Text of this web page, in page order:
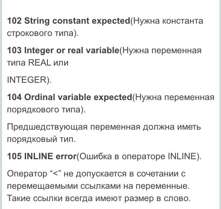
102 String constant expected(Нужна константа
строкового типа).
103 Integer or real variable(Нужна переменная
типа REAL или
INTEGER).
104 Ordinal variable expected(Нужна переменная
порядкового типа).
Предшедствующая переменная должна иметь
порядковый тип.
105 INLINE error(Ошибка в операторе INLINE).
Оператор “<” не допускается в сочетании с
перемещаемыми ссылками на переменные.
Такие ссылки всегда имеют размер в слово.